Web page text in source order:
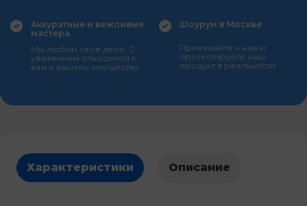
Аккуратные и вежливые
мастера
Мы любим свое дело. С
уважением относимся к
вам и вашему имуществу
Шоурум в Москве
Приезжайте к нам и
протестируйте наш
продукт в реальности
Характеристики Описание